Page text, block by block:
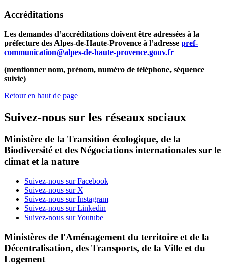
Accréditations
Les demandes d’accréditations doivent être adressées à la
préfecture des Alpes-de-Haute-Provence à l’adresse pref-
communication@alpes-de-haute-provence.gouv.fr
(mentionner nom, prénom, numéro de téléphone, séquence
suivie)
Retour en haut de page
Suivez-nous sur les réseaux sociaux
Ministère de la Transition écologique, de la
Biodiversité et des Négociations internationales sur le
climat et la nature
Suivez-nous sur Facebook
Suivez-nous sur X
Suivez-nous sur Instagram
Suivez-nous sur Linkedin
Suivez-nous sur Youtube
Ministères de l'Aménagement du territoire et de la
Décentralisation, des Transports, de la Ville et du
Logement